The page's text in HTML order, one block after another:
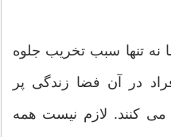
تنها سبب تخریب جلوه
در آن فضا زندگی پر
می کنند. لازم نیست همه